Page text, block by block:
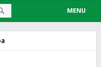
MENU